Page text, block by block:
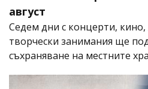
август
Седем дни с концерти, кино,
творчески занимания ще
съхраняване на местните